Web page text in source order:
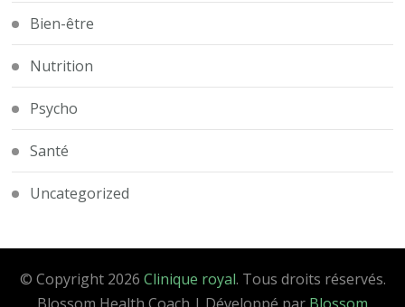
Bien-être
Nutrition
Psycho
Santé
Uncategorized
© Copyright 2026 Clinique royal. Tous droits réservés.